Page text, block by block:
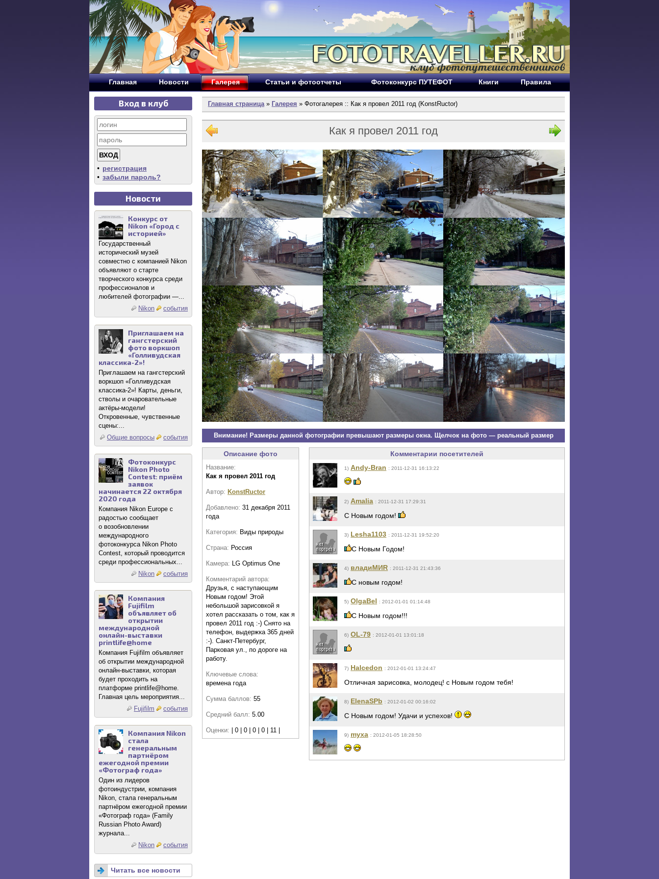
Главная Новости Галерея Статьи и фотоотчеты Фотоконкурс ПУТЕФОТ Книги Правила
Вход в клуб
• регистрация
• забыли пароль?
Новости
Конкурс от
Nikon «Город с
историей»
Государственный
исторический музей
совместно с компанией Nikon
объявляют о старте
творческого конкурса среди
профессионалов и
любителей фотографии —...
Nikon
события
Приглашаем на
гангстерский
фото воркшоп
«Голливудская
классика-2»!
Приглашаем на гангстерский
воркшоп «Голливудская
классика-2»! Карты, деньги,
стволы и очаровательные
актёры-модели!
Откровенные, чувственные
сцены:...
Общие вопросы
события
Фотоконкурс
Nikon Photo
Contest: приём
заявок
начинается 22 октября
2020 года
Компания Nikon Europe с
радостью сообщает
о возобновлении
международного
фотоконкурса Nikon Photo
Contest, который проводится
среди профессиональных...
Nikon
события
Компания
Fujifilm
объявляет об
открытии
международной
онлайн-выставки
printlife@home
Компания Fujifilm объявляет
об открытии международной
онлайн-выставки, которая
будет проходить на
платформе printlife@home.
Главная цель мероприятия...
Fujifilm
события
Компания Nikon
стала
генеральным
партнёром
ежегодной премии
«Фотограф года»
Один из лидеров
фотоиндустрии, компания
Nikon, стала генеральным
партнёром ежегодной премии
«Фотограф года» (Family
Russian Photo Award)
журнала...
Nikon
события
Читать все новости
Главная страница» Галерея » Фотогалерея :: Как я провел 2011 год (KonstRuctor)
Как я провел 2011 год
Внимание! Размеры данной фотографии превышают размеры окна. Щелчок на фото — реальный размер
Описание фото
Название:
Как я провел 2011 год
Автор: KonstRuctor
Добавлено: 31 декабря 2011
года
Категория: Виды природы
Страна: Россия
Камера: LG Optimus One
Комментарий автора:
Друзья, с наступающим
Новым годом! Этой
небольшой зарисовкой я
хотел рассказать о том, как я
провел 2011 год :-) Снято на
телефон, выдержка 365 дней
:-). Санкт-Петербург,
Парковая ул., по дороге на
работу.
Ключевые слова:
времена года
Сумма баллов: 55
Средний балл: 5.00
Оценки: | 0 | 0 | 0 | 0 | 11 |
Комментарии посетителей
1) Andy-Bran : 2011-12-31 16:13:22
2) Amalia : 2011-12-31 17:29:31
С Новым годом!
3) Lesha1103 : 2011-12-31 19:52:20
С Новым Годом!
4) владиМИR : 2011-12-31 21:43:36
С новым годом!
5) OlgaBel : 2012-01-01 01:14:48
С Новым годом!!!
6) OL-79 : 2012-01-01 13:01:18
7) Halcedon : 2012-01-01 13:24:47
Отличная зарисовка, молодец! с Новым годом тебя!
8) ElenaSPb : 2012-01-02 00:16:02
С Новым годом! Удачи и успехов!
9) myxa : 2012-01-05 18:28:50